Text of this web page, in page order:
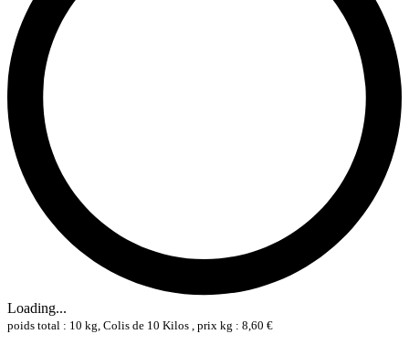
Loading...
poids total : 10 kg, Colis de 10 Kilos , prix kg : 8,60 €